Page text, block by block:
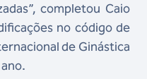
completou Caio
no código de
de Ginástica